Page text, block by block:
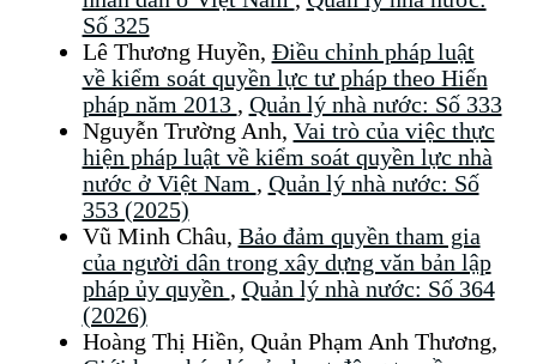
Số 325
Lê Thương Huyền, Điều chỉnh pháp luật
về kiểm soát quyền lực tư pháp theo Hiến
pháp năm 2013 , Quản lý nhà nước: Số 333
Nguyễn Trường Anh, Vai trò của việc thực
hiện pháp luật về kiểm soát quyền lực nhà
nước ở Việt Nam , Quản lý nhà nước: Số
353 (2025)
Vũ Minh Châu, Bảo đảm quyền tham gia
của người dân trong xây dựng văn bản lập
pháp ủy quyền , Quản lý nhà nước: Số 364
(2026)
Hoàng Thị Hiền, Quản Phạm Anh Thương,